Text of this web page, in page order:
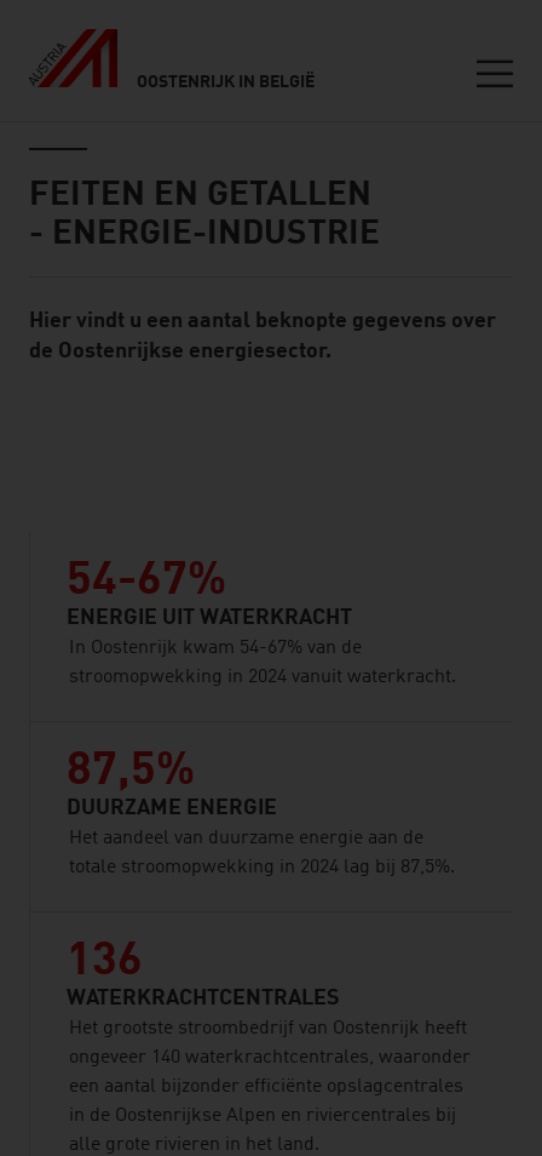
OOSTENRIJK IN BELGIË
FEITEN EN GETALLEN
- ENERGIE-INDUSTRIE
Standard Content Module
Hier vindt u een aantal beknopte gegevens over
de Oostenrijkse energiesector.
54-67%
ENERGIE UIT WATERKRACHT
In Oostenrijk kwam 54-67% van de
stroomopwekking in 2024 vanuit waterkracht.
87,5%
DUURZAME ENERGIE
Het aandeel van duurzame energie aan de
totale stroomopwekking in 2024 lag bij 87,5%.
136
WATERKRACHTCENTRALES
Het grootste stroombedrijf van Oostenrijk heeft
ongeveer 140 waterkrachtcentrales, waaronder
een aantal bijzonder efficiënte opslagcentrales
in de Oostenrijkse Alpen en riviercentrales bij
alle grote rivieren in het land.